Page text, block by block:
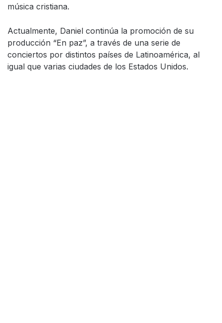
música cristiana.
Actualmente, Daniel continúa la promoción de su
producción “En paz”, a través de una serie de
conciertos por distintos países de Latinoamérica, al
igual que varias ciudades de los Estados Unidos.